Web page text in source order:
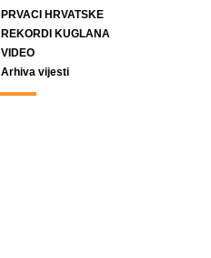
PRVACI HRVATSKE
REKORDI KUGLANA
VIDEO
Arhiva vijesti